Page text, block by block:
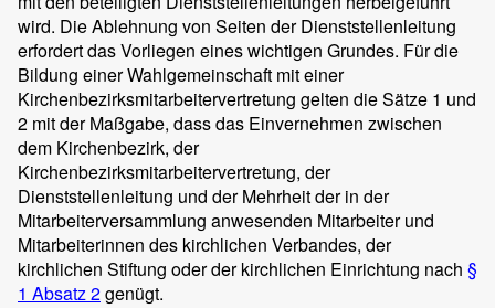
wird. Die Ablehnung von Seiten der Dienststellenleitung
erfordert das Vorliegen eines wichtigen Grundes. Für die
Bildung einer Wahlgemeinschaft mit einer
Kirchenbezirksmitarbeitervertretung gelten die Sätze 1 und
2 mit der Maßgabe, dass das Einvernehmen zwischen
dem Kirchenbezirk, der
Kirchenbezirksmitarbeitervertretung, der
Dienststellenleitung und der Mehrheit der in der
Mitarbeiterversammlung anwesenden Mitarbeiter und
Mitarbeiterinnen des kirchlichen Verbandes, der
kirchlichen Stiftung oder der kirchlichen Einrichtung nach §
1 Absatz 2genügt.